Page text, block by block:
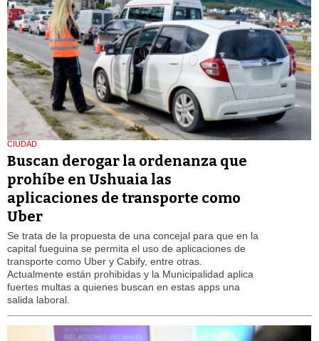
CIUDAD
Buscan derogar la ordenanza que
prohíbe en Ushuaia las
aplicaciones de transporte como
Uber
Se trata de la propuesta de una concejal para que en la
capital fueguina se permita el uso de aplicaciones de
transporte como Uber y Cabify, entre otras.
Actualmente están prohibidas y la Municipalidad aplica
fuertes multas a quienes buscan en estas apps una
salida laboral.